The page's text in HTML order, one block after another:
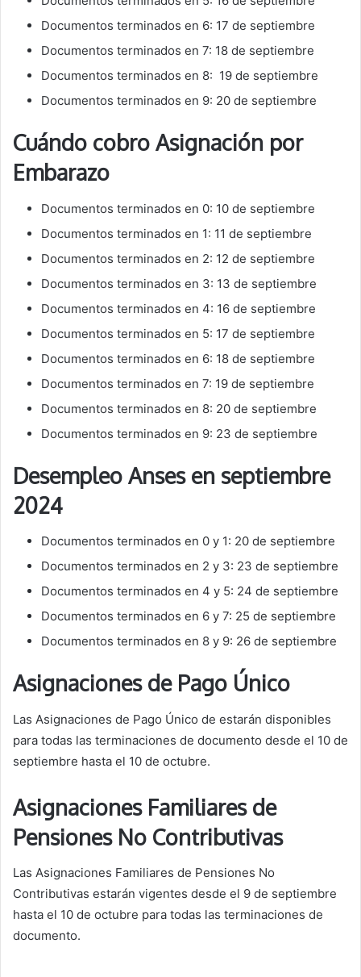
Documentos terminados en 6: 17 de septiembre
Documentos terminados en 7: 18 de septiembre
Documentos terminados en 8: 19 de septiembre
Documentos terminados en 9: 20 de septiembre
Cuándo cobro Asignación por
Embarazo
Documentos terminados en 0: 10 de septiembre
Documentos terminados en 1: 11 de septiembre
Documentos terminados en 2: 12 de septiembre
Documentos terminados en 3: 13 de septiembre
Documentos terminados en 4: 16 de septiembre
Documentos terminados en 5: 17 de septiembre
Documentos terminados en 6: 18 de septiembre
Documentos terminados en 7: 19 de septiembre
Documentos terminados en 8: 20 de septiembre
Documentos terminados en 9: 23 de septiembre
Desempleo Anses en septiembre
2024
Documentos terminados en 0 y 1: 20 de septiembre
Documentos terminados en 2 y 3: 23 de septiembre
Documentos terminados en 4 y 5: 24 de septiembre
Documentos terminados en 6 y 7: 25 de septiembre
Documentos terminados en 8 y 9: 26 de septiembre
Asignaciones de Pago Único
Las Asignaciones de Pago Único de estarán disponibles
para todas las terminaciones de documento desde el 10 de
septiembre hasta el 10 de octubre.
Asignaciones Familiares de
Pensiones No Contributivas
Las Asignaciones Familiares de Pensiones No
Contributivas estarán vigentes desde el 9 de septiembre
hasta el 10 de octubre para todas las terminaciones de
documento.